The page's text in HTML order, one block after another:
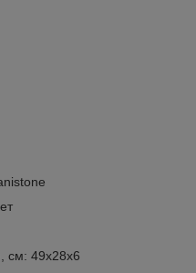
см: 49х28х6